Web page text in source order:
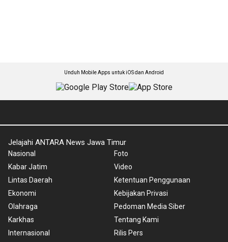
Unduh Mobile Apps untuk iOS dan Android
Jelajahi ANTARA News Jawa Timur
Nasional
Kabar Jatim
Lintas Daerah
Ekonomi
Olahraga
Karkhas
Internasional
Foto
Video
Ketentuan Penggunaan
Kebijakan Privasi
Pedoman Media Siber
Tentang Kami
Rilis Pers